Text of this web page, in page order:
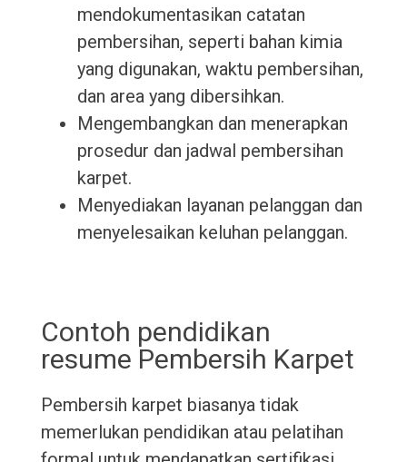
mendokumentasikan catatan
pembersihan, seperti bahan kimia
yang digunakan, waktu pembersihan,
dan area yang dibersihkan.
Mengembangkan dan menerapkan
prosedur dan jadwal pembersihan
karpet.
Menyediakan layanan pelanggan dan
menyelesaikan keluhan pelanggan.
Contoh pendidikan
resume Pembersih Karpet
Pembersih karpet biasanya tidak
memerlukan pendidikan atau pelatihan